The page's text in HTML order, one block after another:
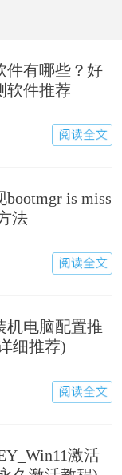
件有哪些？好
软件推荐
is miss
法
机电脑配置推
细推荐)
激活